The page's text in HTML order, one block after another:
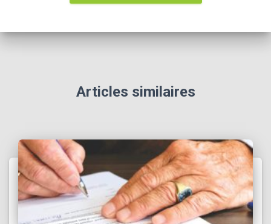
Articles similaires